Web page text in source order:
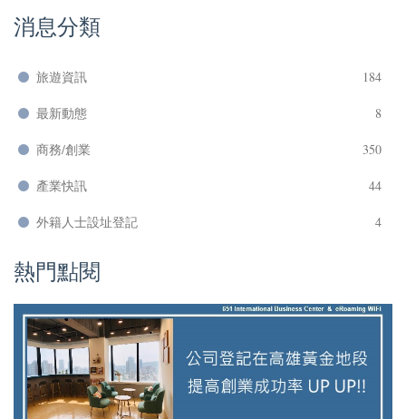
消息分類
旅遊資訊 184
最新動態 8
商務/創業 350
產業快訊 44
外籍人士設址登記 4
熱門點閱